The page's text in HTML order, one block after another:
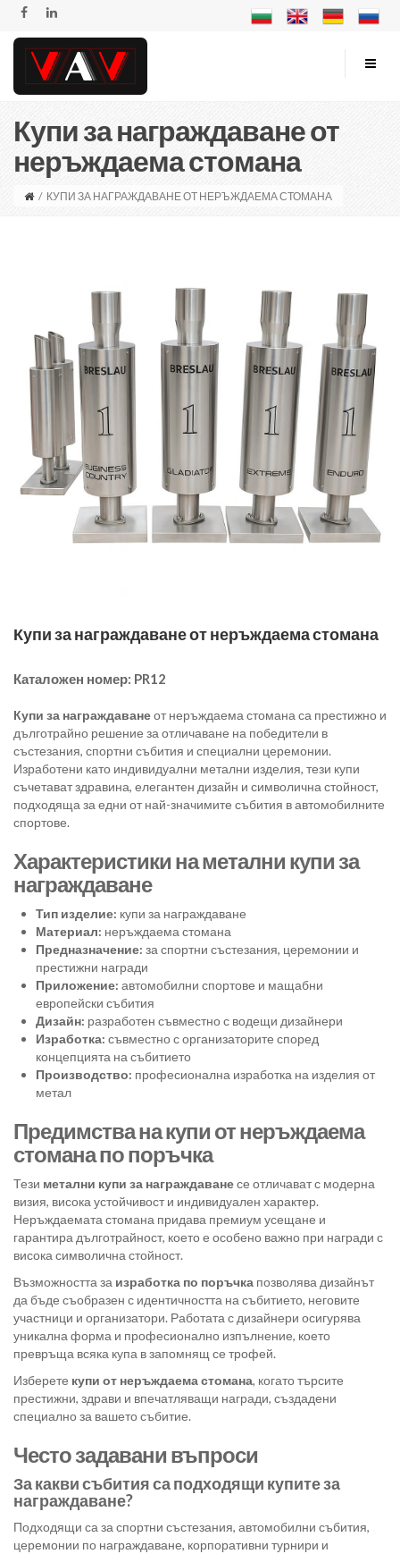
Купи за награждаване от
неръждаема стомана
/ КУПИ ЗА НАГРАЖДАВАНЕ ОТ НЕРЪЖДАЕМА СТОМАНА
Купи за награждаване от неръждаема стомана
Каталожен номер: PR12
Купи за награждаванеот неръждаема стомана са престижно и
дълготрайно решение за отличаване на победители в
състезания, спортни събития и специални церемонии.
Изработени като индивидуални метални изделия, тези купи
съчетават здравина, елегантен дизайн и символична стойност,
подходяща за едни от най-значимите събития в автомобилните
спортове.
Характеристики на метални купи за
награждаване
Тип изделие: купи за награждаване
Материал: неръждаема стомана
Предназначение: за спортни състезания, церемонии и
престижни награди
Приложение: автомобилни спортове и мащабни
европейски събития
Дизайн: разработен съвместно с водещи дизайнери
Изработка: съвместно с организаторите според
концепцията на събитието
Производство: професионална изработка на изделия от
метал
Предимства на купи от неръждаема
стомана по поръчка
Тези метални купи за награждаванесе отличават с модерна
визия, висока устойчивост и индивидуален характер.
Неръждаемата стомана придава премиум усещане и
гарантира дълготрайност, което е особено важно при награди с
висока символична стойност.
Възможността за изработка по поръчка позволява дизайнът
да бъде съобразен с идентичността на събитието, неговите
участници и организатори. Работата с дизайнери осигурява
уникална форма и професионално изпълнение, което
превръща всяка купа в запомнящ се трофей.
Изберете купи от неръждаема стомана, когато търсите
престижни, здрави и впечатляващи награди, създадени
специално за вашето събитие.
Често задавани въпроси
За какви събития са подходящи купите за
награждаване?
Подходящи са за спортни състезания, автомобилни събития,
церемонии по награждаване, корпоративни турнири и